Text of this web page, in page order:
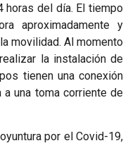
horas del día. El tiempo
aproximadamente y
movilidad. Al momento
la instalación de
tienen una conexión
una toma corriente de
por el Covid-19,